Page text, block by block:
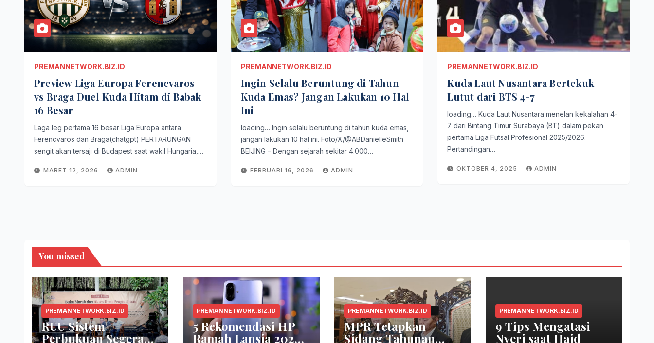
PREMANNETWORK.BIZ.ID
Preview Liga Europa Ferencvaros
vs Braga Duel Kuda Hitam di Babak
16 Besar
Laga leg pertama 16 besar Liga Europa antara
Ferencvaros dan Braga(chatgpt) PERTARUNGAN
sengit akan tersaji di Budapest saat wakil Hungaria,…
MARET 12, 2026 ADMIN
PREMANNETWORK.BIZ.ID
Ingin Selalu Beruntung di Tahun
Kuda Emas? Jangan Lakukan 10 Hal
Ini
loading… Ingin selalu beruntung di tahun kuda emas,
jangan lakukan 10 hal ini. Foto/X/@ABDanielleSmith
BEIJING – Dengan sejarah sekitar 4.000…
FEBRUARI 16, 2026 ADMIN
PREMANNETWORK.BIZ.ID
Kuda Laut Nusantara Bertekuk
Lutut dari BTS 4-7
loading… Kuda Laut Nusantara menelan kekalahan 4-
7 dari Bintang Timur Surabaya (BT) dalam pekan
pertama Liga Futsal Profesional 2025/2026.
Pertandingan…
OKTOBER 4, 2025 ADMIN
You missed
PREMANNETWORK.BIZ.ID
RUU Sistem
Perbukuan Segera
PREMANNETWORK.BIZ.ID
5 Rekomendasi HP
Ramah Lansia 2026
PREMANNETWORK.BIZ.ID
MPR Tetapkan
Sidang Tahunan
PREMANNETWORK.BIZ.ID
9 Tips Mengatasi
Nyeri saat Haid